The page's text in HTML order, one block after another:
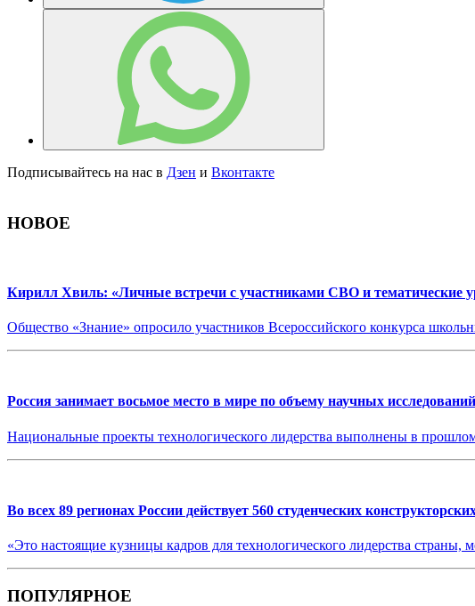
Подписывайтесь на нас в Дзен и Вконтакте
НОВОЕ
Кирилл Хвиль: «Личные встречи с участниками СВО и тематические
Общество «Знание» опросило участников Всероссийского конкурса
Россия занимает восьмое место в мире по объему научных
Национальные проекты технологического лидерства выполнены в
Во всех 89 регионах России действует 560 студенческих
«Это настоящие кузницы кадров для технологического лидерства
ПОПУЛЯРНОЕ